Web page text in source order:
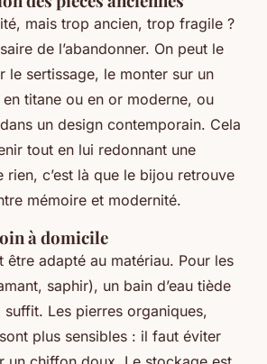
mais trop ancien, trop fragile ?
de l’abandonner. On peut le
le sertissage, le monter sur un
titane ou en or moderne, ou
un design contemporain. Cela
tout en lui redonnant une
c’est là que le bijou retrouve
mémoire et modernité.
à domicile
être adapté au matériau. Pour les
saphir), un bain d’eau tiède
Les pierres organiques,
plus sensibles : il faut éviter